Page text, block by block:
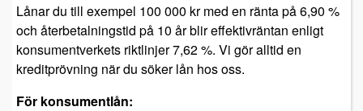
Lånar du till exempel 100 000 kr med en ränta på 6,90 %
och återbetalningstid på 10 år blir effektivräntan enligt
konsumentverkets riktlinjer 7,62 %. Vi gör alltid en
kreditprövning när du söker lån hos oss.
För konsumentlån: